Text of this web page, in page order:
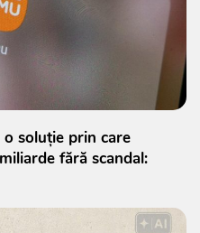
o soluție prin care
fără scandal: